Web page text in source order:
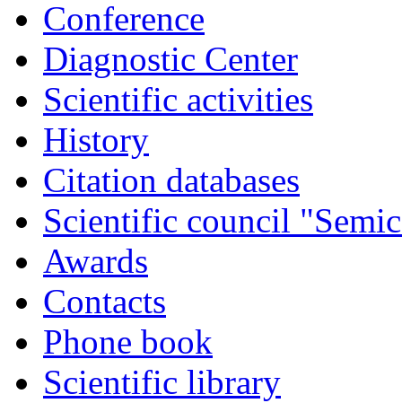
Conference
Diagnostic Center
Scientific activities
History
Citation databases
Scientific council
Awards
Contacts
Phone book
Scientific library